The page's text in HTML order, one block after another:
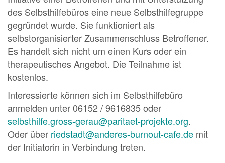
des Selbsthilfebüros eine neue Selbsthilfegruppe
gegründet wurde. Sie funktioniert als
selbstorganisierter Zusammenschluss Betroffener.
Es handelt sich nicht um einen Kurs oder ein
therapeutisches Angebot. Die Teilnahme ist
kostenlos.
Interessierte können sich im Selbsthilfebüro
anmelden unter 06152 / 9616835 oder
selbsthilfe.gross-gerau@paritaet-projekte.org.
Oder über riedstadt@anderes-burnout-cafe.de mit
der Initiatorin in Verbindung treten.